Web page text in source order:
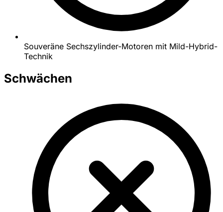
Souveräne Sechszylinder-Motoren mit Mild-Hybrid-
Technik
Schwächen